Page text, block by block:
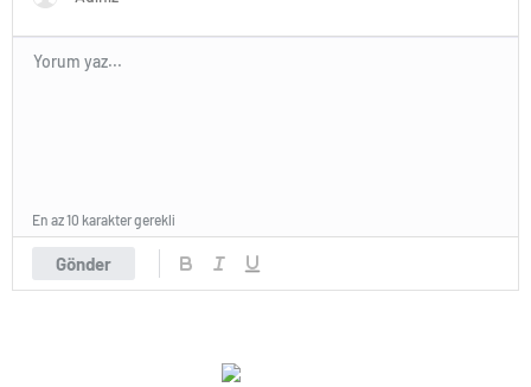
Gönder
En az 10 karakter gerekli